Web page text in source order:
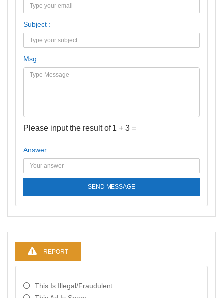
Subject :
Msg :
Please input the result of 1 + 3 =
Answer :
SEND MESSAGE
REPORT
This Is Illegal/fraudulent